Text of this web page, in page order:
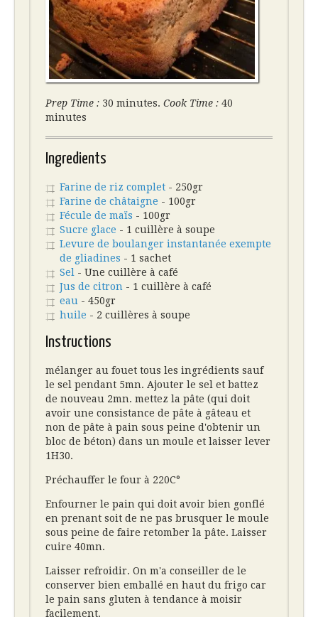
Prep Time : 30 minutes. Cook Time : 40
minutes
Ingredients
Farine de riz complet - 250gr
Farine de châtaigne - 100gr
Fécule de maïs - 100gr
Sucre glace - 1 cuillère à soupe
Levure de boulanger instantanée exempte
de gliadines - 1 sachet
Sel - Une cuillère à café
Jus de citron - 1 cuillère à café
eau - 450gr
huile - 2 cuillères à soupe
Instructions
mélanger au fouet tous les ingrédients sauf
le sel pendant 5mn. Ajouter le sel et battez
de nouveau 2mn. mettez la pâte (qui doit
avoir une consistance de pâte à gâteau et
non de pâte à pain sous peine d'obtenir un
bloc de béton) dans un moule et laisser lever
1H30.
Préchauffer le four à 220C°
Enfourner le pain qui doit avoir bien gonflé
en prenant soit de ne pas brusquer le moule
sous peine de faire retomber la pâte. Laisser
cuire 40mn.
Laisser refroidir. On m'a conseiller de le
conserver bien emballé en haut du frigo car
le pain sans gluten à tendance à moisir
facilement.